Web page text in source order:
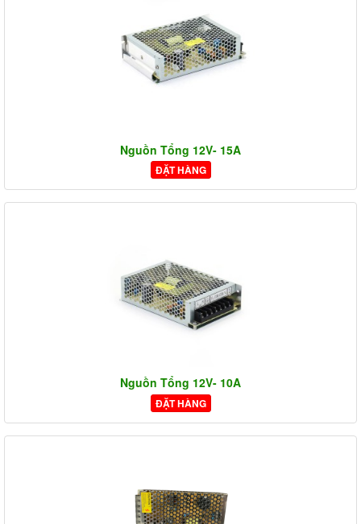
Nguồn Tổng 12V- 15A
ĐẶT HÀNG
Nguồn Tổng 12V- 10A
ĐẶT HÀNG